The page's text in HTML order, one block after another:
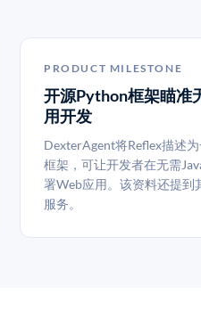
PRODUCT MILESTONE
开源Python框架瞄准
用开发
DexterAgent将Reflex描述
框架，可让开发者在无需
署Web应用。该资料还提到
服务。